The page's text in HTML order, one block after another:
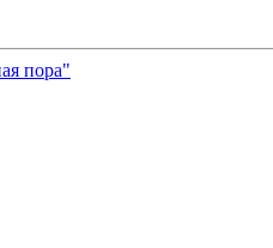
пора"